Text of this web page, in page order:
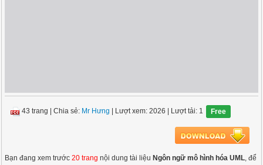
43 trang |Chia sẻ: Mr Hưng | Lượt xem: 2026 | Lượt tải: 1 Free
Bạn đang xem trước20 trang nội dung tài liệu Ngôn ngữ mô hình hóa UML, để